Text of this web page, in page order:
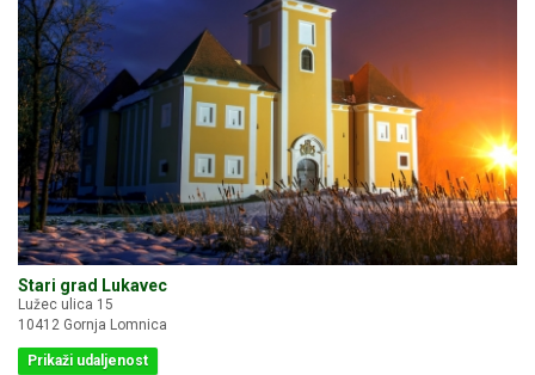
Stari grad Lukavec
Lužec ulica 15
10412 Gornja Lomnica
Prikaži udaljenost